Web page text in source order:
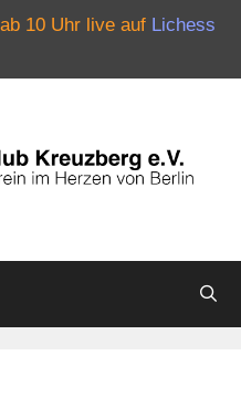
10 Uhr live auf Lichess